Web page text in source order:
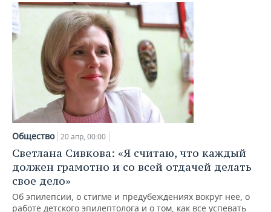
Общество 20 апр, 00:00
Светлана Сивкова: «Я считаю, что каждый
должен грамотно и со всей отдачей делать
свое дело»
Об эпилепсии, о стигме и предубеждениях вокруг нее, о
работе детского эпилептолога и о том, как все успевать